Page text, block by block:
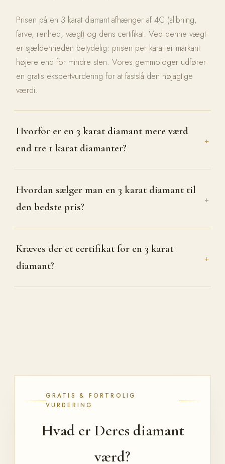
Prisen på en 3 karat diamant afhænger af 4C (slibning,
farve, renhed, vægt) og dens certifikat. Ved denne vægt
er sjældenheden betydelig: prisen per karat er markant
højere end for mindre sten. Vores gemmologer udfører
en gratis ekspertvurdering for at fastslå den nøjagtige
værdi.
Hvorfor er en 3 karat diamant mere værd
end tre 1 karat diamanter?
+
Hvordan sælger man en 3 karat diamant til
den bedste pris?
+
Kræves der et certifikat for en 3 karat
diamant?
+
GRATIS & FORTROLIG
VURDERING
Hvad er Deres diamant
værd?